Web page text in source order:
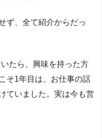
ず、全て紹介からだっ
たら、興味を持った方
そ1年目は、お仕事の話
ていました。実は今も営